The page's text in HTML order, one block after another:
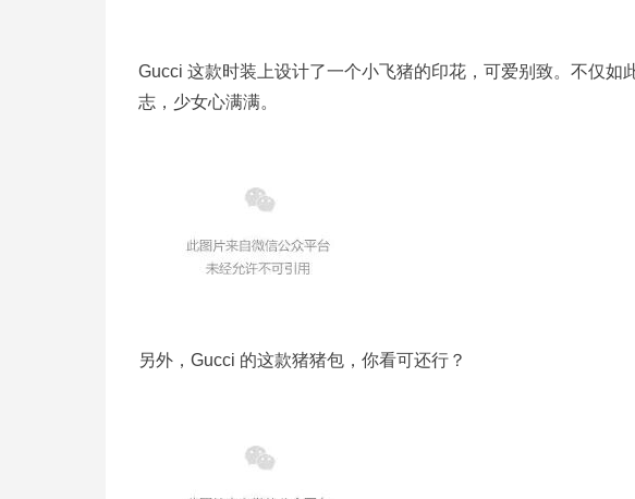
Gucci 这款时装上设计了一个小飞猪的印花，可爱别致。不仅如
志，少女心满满。
另外，Gucci 的这款猪猪包，你看可还行？